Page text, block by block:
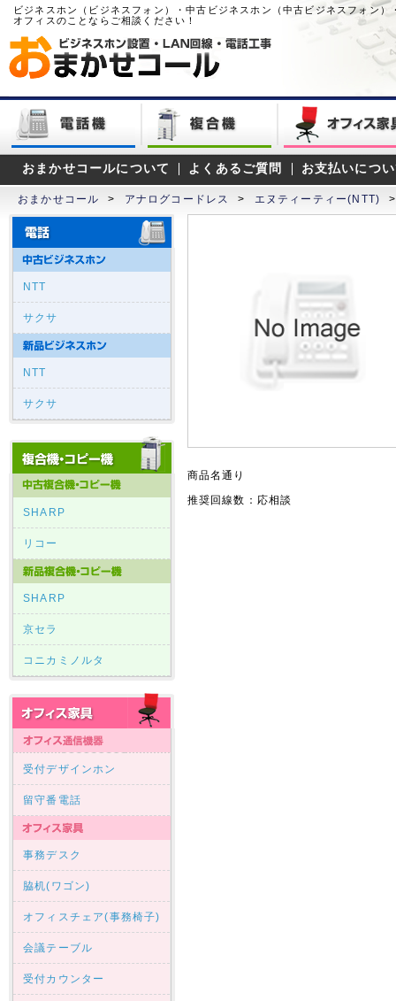
ビジネスホン（ビジネスフォン）・中古ビジネスホン（中古ビジネスフォン
オフィスのことならご相談ください！
おまかせコールについて よくあるご質問 お支払いにつ
おまかせコール > アナログコードレス > エヌティーティー(NTT) >
NTT
サクサ
NTT
サクサ
SHARP
リコー
SHARP
京セラ
コニカミノルタ
受付デザインホン
留守番電話
事務デスク
脇机(ワゴン)
オフィスチェア(事務椅子)
会議テーブル
受付カウンター
商品名通り
推奨回線数：応相談